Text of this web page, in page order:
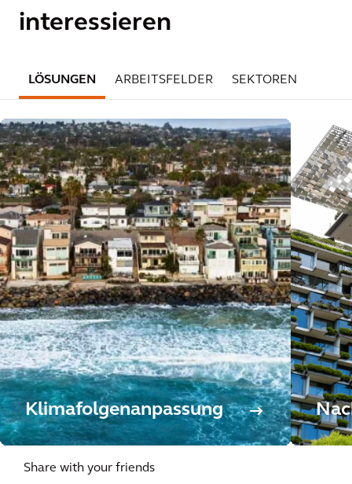
interessieren
LÖSUNGEN ARBEITSFELDER SEKTOREN
Klimafolgenanpassung
Share with your friends